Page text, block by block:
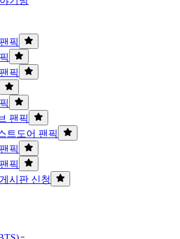
픽
픽
팬픽
트도어 팬픽
픽
픽
시판 신청